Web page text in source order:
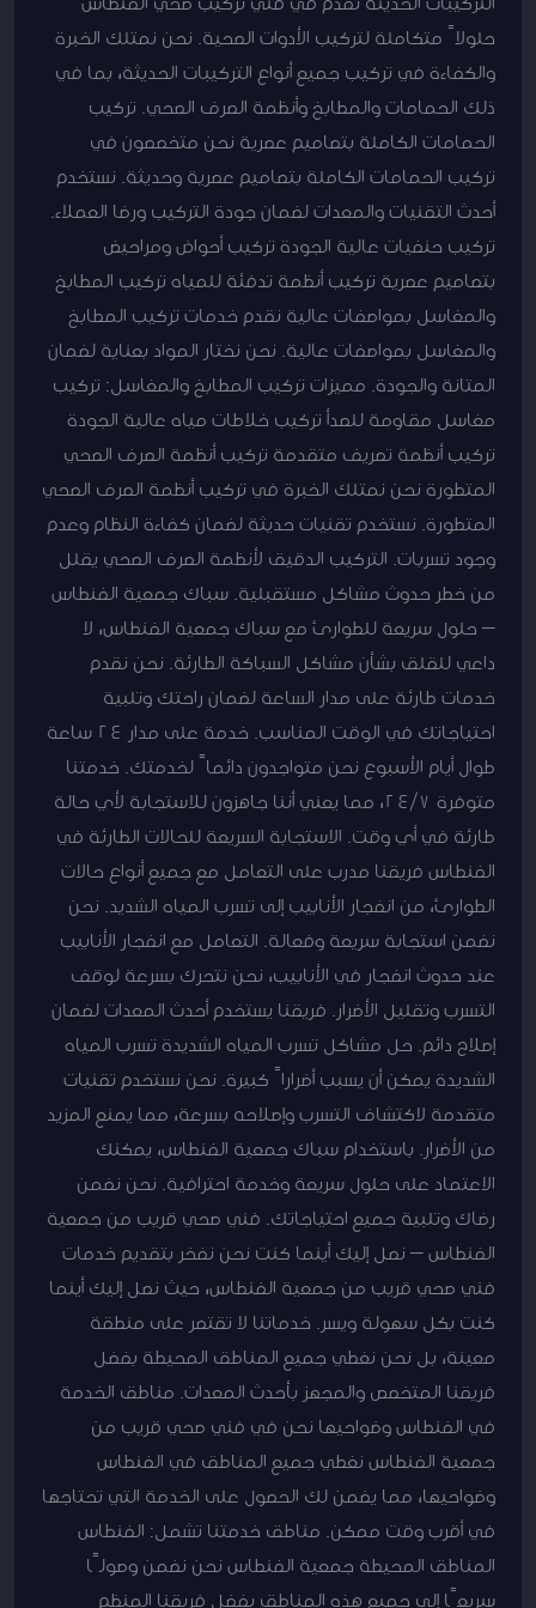
حلولاً متكاملة لتركيب الأدوات الصحية. نحن نمتلك الخبرة
والكفاءة في تركيب جميع أنواع التركيبات الحديثة، بما في
ذلك الحمامات والمطابخ وأنظمة الصرف الصحي. تركيب
الحمامات الكاملة بتصاميم عصرية نحن متخصصون في
تركيب الحمامات الكاملة بتصاميم عصرية وحديثة. نستخدم
أحدث التقنيات والمعدات لضمان جودة التركيب ورضا العملاء.
تركيب حنفيات عالية الجودة تركيب أحواض ومراحيض
بتصاميم عصرية تركيب أنظمة تدفئة للمياه تركيب المطابخ
والمغاسل بمواصفات عالية نقدم خدمات تركيب المطابخ
والمغاسل بمواصفات عالية. نحن نختار المواد بعناية لضمان
المتانة والجودة. مميزات تركيب المطابخ والمغاسل: تركيب
مغاسل مقاومة للصدأ تركيب خلاطات مياه عالية الجودة
تركيب أنظمة تصريف متقدمة تركيب أنظمة الصرف الصحي
المتطورة نحن نمتلك الخبرة في تركيب أنظمة الصرف الصحي
المتطورة. نستخدم تقنيات حديثة لضمان كفاءة النظام وعدم
وجود تسربات. التركيب الدقيق لأنظمة الصرف الصحي يقلل
من خطر حدوث مشاكل مستقبلية. سباك جمعية الفنطاس
– حلول سريعة للطوارئ مع سباك جمعية الفنطاس، لا
داعي للقلق بشأن مشاكل السباكة الطارئة. نحن نقدم
خدمات طارئة على مدار الساعة لضمان راحتك وتلبية
احتياجاتك في الوقت المناسب. خدمة على مدار 24 ساعة
طوال أيام الأسبوع نحن متواجدون دائماً لخدمتك. خدمتنا
متوفرة 24/7، مما يعني أننا جاهزون للاستجابة لأي حالة
طارئة في أي وقت. الاستجابة السريعة للحالات الطارئة في
الفنطاس فريقنا مدرب على التعامل مع جميع أنواع حالات
الطوارئ، من انفجار الأنابيب إلى تسرب المياه الشديد. نحن
نضمن استجابة سريعة وفعالة. التعامل مع انفجار الأنابيب
عند حدوث انفجار في الأنابيب، نحن نتحرك بسرعة لوقف
التسرب وتقليل الأضرار. فريقنا يستخدم أحدث المعدات لضمان
إصلاح دائم. حل مشاكل تسرب المياه الشديدة تسرب المياه
الشديدة يمكن أن يسبب أضراراً كبيرة. نحن نستخدم تقنيات
متقدمة لاكتشاف التسرب وإصلاحه بسرعة، مما يمنع المزيد
من الأضرار. باستخدام سباك جمعية الفنطاس، يمكنك
الاعتماد على حلول سريعة وخدمة احترافية. نحن نضمن
رضاك وتلبية جميع احتياجاتك. فني صحي قريب من جمعية
الفنطاس – نصل إليك أينما كنت نحن نفخر بتقديم خدمات
فني صحي قريب من جمعية الفنطاس، حيث نصل إليك أينما
كنت بكل سهولة ويسر. خدماتنا لا تقتصر على منطقة
معينة، بل نحن نغطي جميع المناطق المحيطة بفضل
فريقنا المتخصص والمجهز بأحدث المعدات. مناطق الخدمة
في الفنطاس وضواحيها نحن في فني صحي قريب من
جمعية الفنطاس نغطي جميع المناطق في الفنطاس
وضواحيها، مما يضمن لك الحصول على الخدمة التي تحتاجها
في أقرب وقت ممكن. مناطق خدمتنا تشمل: الفنطاس
المناطق المحيطة جمعية الفنطاس نحن نضمن وصولًا
سريعًا إلى جميع هذه المناطق بفضل فريقنا المنظم